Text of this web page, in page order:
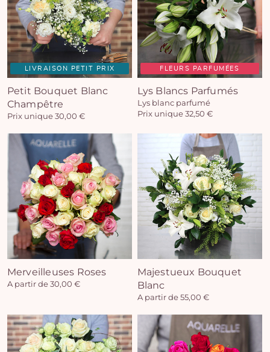
LIVRAISON PETIT PRIX
Petit Bouquet Blanc
Champêtre
Prix unique 30,00 €
FLEURS PARFUMÉES
Lys Blancs Parfumés
Lys blanc parfumé
Prix unique 32,50 €
Merveilleuses Roses
A partir de 30,00 €
Majestueux Bouquet
Blanc
A partir de 55,00 €